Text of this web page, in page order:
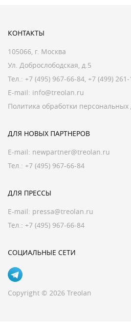
КОНТАКТЫ
105066, г. Москва
Ул. Доброслободская, д.5
Тел.: +7 (495) 967-66-84, +7 (499)
E-mail: info@treolan.ru
Политика обработки
ДЛЯ НОВЫХ ПАРТНЕРОВ
E-mail: newpartner@treolan.ru
Тел.: +7 (495) 967-66-84
ДЛЯ ПРЕССЫ
E-mail: pressa@treolan.ru
Тел.: +7 (495) 967-66-84
СОЦИАЛЬНЫЕ СЕТИ
Copyright © 2026 Treolan